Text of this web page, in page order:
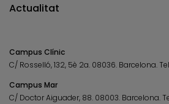
Actualitat
Campus Clínic
C/ Rosselló, 132, 5è 2a. 08036. Barcelona.
Campus Mar
C/ Doctor Aiguader, 88. 08003. Barcelona.